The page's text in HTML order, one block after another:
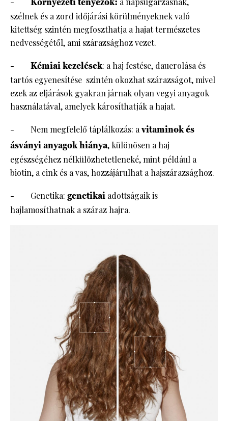
szélnek és a zord időjárási körülményeknek való
kitettség szintén megfoszthatja a hajat természetes
nedvességétől, ami szárazsághoz vezet.
- Kémiai kezelések: a haj festése, dauerolása és
tartós egyenesítése szintén okozhat szárazságot, mivel
ezek az eljárások gyakran járnak olyan vegyi anyagok
használatával, amelyek károsíthatják a hajat.
- Nem megfelelő táplálkozás: avitaminok és
ásványi anyagok hiánya, különösen a haj
egészségéhez nélkülözhetetleneké, mint például a
biotin, a cink és a vas, hozzájárulhat a hajszárazsághoz.
- Genetika: genetikai adottságaik is
hajlamosíthatnak a száraz hajra.